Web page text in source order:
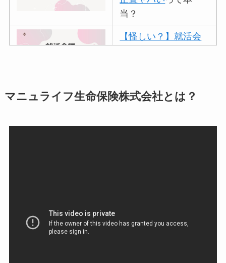
当？
【怪しい？】就活会
アトムクリニックは
判が正直ヤバいって
【怪しい？】セルプ
マニュライフ生命保険株式会社とは？